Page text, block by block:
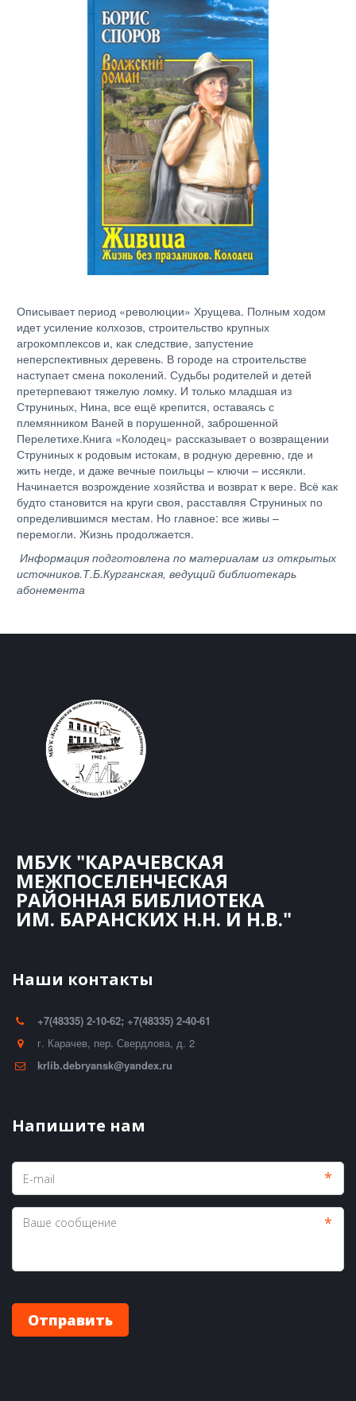
Описывает период «революции» Хрущева. Полным ходом
идет усиление колхозов, строительство крупных
агрокомплексов и, как следствие, запустение
неперспективных деревень. В городе на строительстве
наступает смена поколений. Судьбы родителей и детей
претерпевают тяжелую ломку. И только младшая из
Струниных, Нина, все ещё крепится, оставаясь с
племянником Ваней в порушенной, заброшенной
Перелетихе.Книга «Колодец» рассказывает о возвращении
Струниных к родовым истокам, в родную деревню, где и
жить негде, и даже вечные поильцы – ключи – иссякли.
Начинается возрождение хозяйства и возврат к вере. Всё как
будто становится на круги своя, расставляя Струниных по
определившимся местам. Но главное: все живы –
перемогли. Жизнь продолжается.
Информация подготовлена по материалам из открытых
источников.Т.Б.Курганская, ведущий библиотекарь
абонемента
МБУК "КАРАЧЕВСКАЯ
МЕЖПОСЕЛЕНЧЕСКАЯ
РАЙОННАЯ БИБЛИОТЕКА
ИМ. БАРАНСКИХ Н.Н. И Н.В."
Наши контакты
+7(48335) 2-10-62; +7(48335) 2-40-61
г. Карачев, пер. Свердлова, д. 2
krlib.debryansk@yandex.ru
Напишите нам
*
*
Отправить